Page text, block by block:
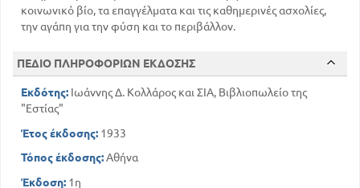
κοινωνικό βίο, τα επαγγέλματα και τις καθημερινές ασχολίες,
την αγάπη για την φύση και το περιβάλλον.
ΠΕΔΙΟ ΠΛΗΡΟΦΟΡΙΩΝ ΕΚΔΟΣΗΣ
Εκδότης: Ιωάννης Δ. Κολλάρος και ΣΙΑ, Βιβλιοπωλείο της
"Εστίας"
Έτος έκδοσης: 1933
Τόπος έκδοσης:Αθήνα
Έκδοση: 1η